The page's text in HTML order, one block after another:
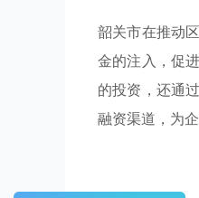
韶关市在推动
金的注入，促
的投资，还通
融资渠道，为